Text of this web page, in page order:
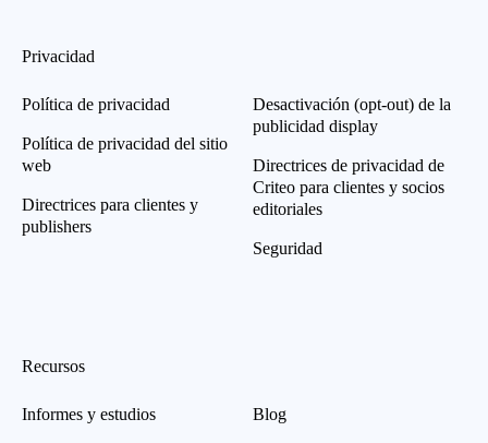
Privacidad
Política de privacidad
Política de privacidad del sitio
web
Directrices para clientes y
publishers
Desactivación (opt-out) de la
publicidad display
Directrices de privacidad de
Criteo para clientes y socios
editoriales
Seguridad
Recursos
Informes y estudios Blog